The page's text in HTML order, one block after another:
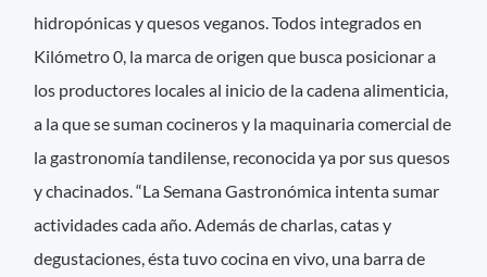
hidropónicas y quesos veganos. Todos integrados en
Kilómetro 0, la marca de origen que busca posicionar a
los productores locales al inicio de la cadena alimenticia,
a la que se suman cocineros y la maquinaria comercial de
la gastronomía tandilense, reconocida ya por sus quesos
y chacinados. “La Semana Gastronómica intenta sumar
actividades cada año. Además de charlas, catas y
degustaciones, ésta tuvo cocina en vivo, una barra de